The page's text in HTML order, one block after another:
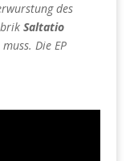
des
Saltatio
Die EP